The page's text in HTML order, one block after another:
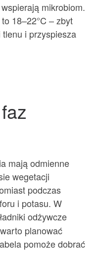
mikrobiom.
18–22°C – zbyt
tlenu i przyspiesza
mają odmienne
wegetacji
podczas
i potasu. W
odżywcze
planować
pomoże dobrać